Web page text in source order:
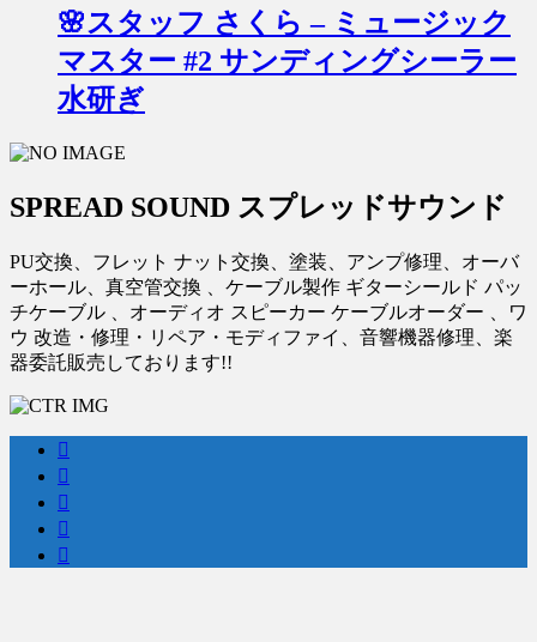
🌸スタッフ さくら – ミュージック
マスター #2 サンディングシーラー
水研ぎ
SPREAD SOUND スプレッドサウンド
PU交換、フレット ナット交換、塗装、アンプ修理、オーバ
ーホール、真空管交換 、ケーブル製作 ギターシールド パッ
チケーブル 、オーディオ スピーカー ケーブルオーダー 、ワ
ウ 改造・修理・リペア・モディファイ、音響機器修理、楽
器委託販売しております!!